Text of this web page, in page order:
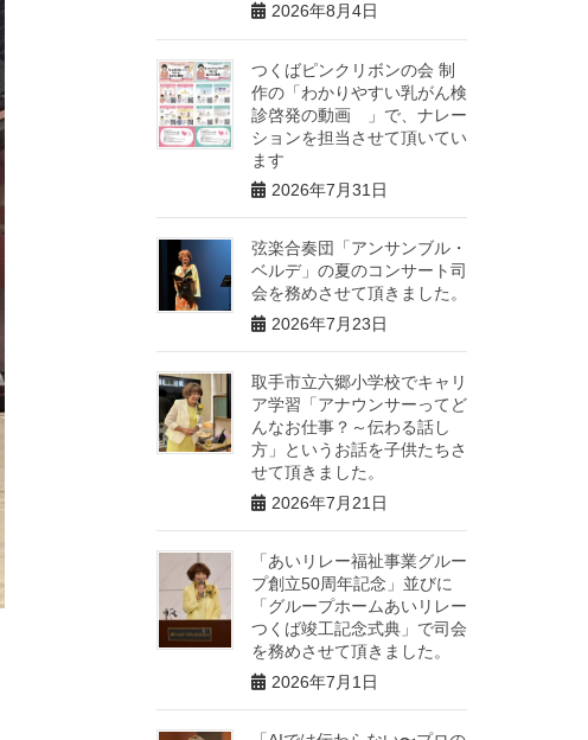
2026年8月4日
つくばピンクリボンの会 制
作の「わかりやすい乳がん検
診啓発の動画 」で、ナレー
ションを担当させて頂いてい
ます
2026年7月31日
弦楽合奏団「アンサンブル・
ベルデ」の夏のコンサート司
会を務めさせて頂きました。
2026年7月23日
取手市立六郷小学校でキャリ
ア学習「アナウンサーってど
んなお仕事？～伝わる話し
方」というお話を子供たちさ
せて頂きました。
2026年7月21日
「あいリレー福祉事業グルー
プ創立50周年記念」並びに
「グループホームあいリレー
つくば竣工記念式典」で司会
を務めさせて頂きました。
2026年7月1日